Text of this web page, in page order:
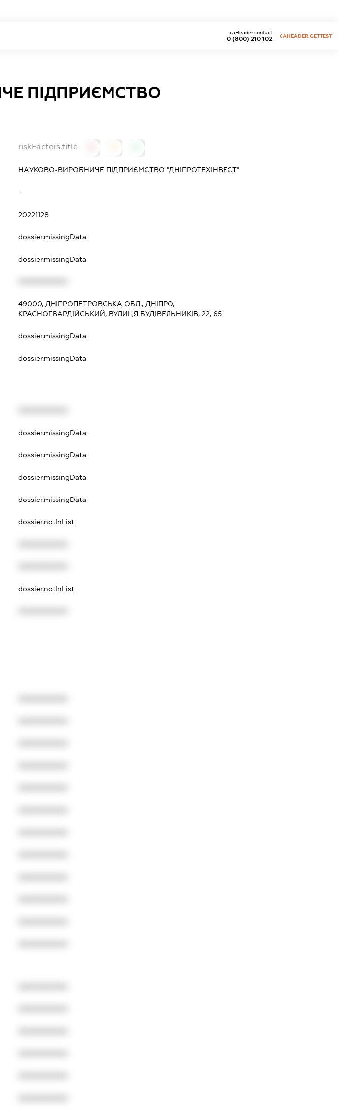
0 (800) 210 102
caHeader.contact
CAHEADER.GETTEST
ПІДПРИЄМСТВО
riskFactors.title
НАУКОВО-ВИРОБНИЧЕ ПІДПРИЄМСТВО "ДНІПРОТЕХІНВЕСТ"
-
20221128
dossier.missingData
dossier.missingData
49000, ДНІПРОПЕТРОВСЬКА ОБЛ., ДНІПРО,
КРАСНОГВАРДІЙСЬКИЙ, ВУЛИЦЯ БУДІВЕЛЬНИКІВ, 22, 65
dossier.missingData
dossier.missingData
dossier.missingData
dossier.missingData
dossier.missingData
dossier.missingData
dossier.notInList
dossier.notInList